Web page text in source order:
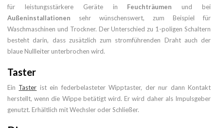
für leistungsstärkere Geräte in Feuchträumen und bei
Außeninstallationen sehr wünschenswert, zum Beispiel für
Waschmaschinen und Trockner. Der Unterschied zu 1-poligen Schaltern
besteht darin, dass zusätzlich zum stromführenden Draht auch der
blaue Nullleiter unterbrochen wird.
Taster
Ein Taster ist ein federbelasteter Wipptaster, der nur dann Kontakt
herstellt, wenn die Wippe betätigt wird. Er wird daher als Impulsgeber
genutzt. Erhältlich mit Wechsler oder Schließer.